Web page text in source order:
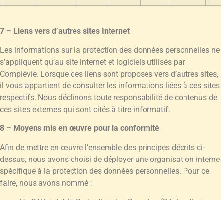
7 – Liens vers d’autres sites Internet
Les informations sur la protection des données personnelles ne
s’appliquent qu’au site internet et logiciels utilisés par
Complévie. Lorsque des liens sont proposés vers d’autres sites,
il vous appartient de consulter les informations liées à ces sites
respectifs. Nous déclinons toute responsabilité de contenus de
ces sites externes qui sont cités à titre informatif.
8 – Moyens mis en œuvre pour la conformité
Afin de mettre en œuvre l’ensemble des principes décrits ci-
dessus, nous avons choisi de déployer une organisation interne
spécifique à la protection des données personnelles. Pour ce
faire, nous avons nommé :